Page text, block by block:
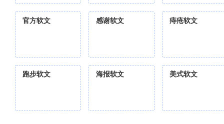
官方软文 感谢软文 痔疮软文
跑步软文 海报软文 美式软文